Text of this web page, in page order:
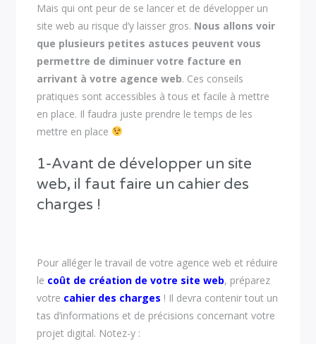
Mais qui ont peur de se lancer et de développer un
site web au risque d’y laisser gros. Nous allons voir
que plusieurs petites astuces peuvent vous
permettre de diminuer votre facture en
arrivant à votre agence web. Ces conseils
pratiques sont accessibles à tous et facile à mettre
en place. Il faudra juste prendre le temps de les
mettre en place
1-Avant de développer un site
web, il faut faire un cahier des
charges !
Pour alléger le travail de votre agence web et réduire
le coût de création de votre site web, préparez
votre cahier des charges ! Il devra contenir tout un
tas d’informations et de précisions concernant votre
projet digital. Notez-y :